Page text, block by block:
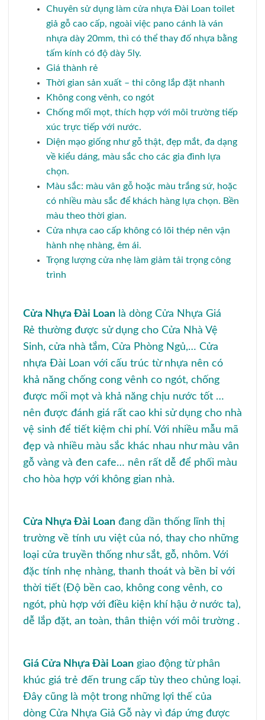
Chuyên sử dụng làm cửa nhựa Đài Loan toilet
giả gỗ cao cấp, ngoài việc pano cánh là ván
nhựa dày 20mm, thì có thể thay đố nhựa bằng
tấm kính có độ dày 5ly.
Giá thành rẻ
Thời gian sản xuất – thi công lắp đặt nhanh
Không cong vênh, co ngót
Chống mối mọt, thích hợp với môi trường tiếp
xúc trực tiếp với nước.
Diện mạo giống như gỗ thật, đẹp mắt, đa dạng
về kiểu dáng, màu sắc cho các gia đình lựa
chọn.
Màu sắc: màu vân gỗ hoặc màu trắng sứ, hoặc
có nhiều màu sắc để khách hàng lựa chọn. Bền
màu theo thời gian.
Cửa nhựa cao cấp không có lõi thép nên vận
hành nhẹ nhàng, êm ái.
Trọng lượng cửa nhẹ làm giảm tải trọng công
trình
Cửa Nhựa Đài Loan là dòng Cửa Nhựa Giá
Rẻ thường được sử dụng cho Cửa Nhà Vệ
Sinh, cửa nhà tắm, Cửa Phòng Ngủ,… Cửa
nhựa Đài Loan với cấu trúc từ nhựa nên có
khả năng chống cong vênh co ngót, chống
được mối mọt và khả năng chịu nước tốt …
nên được đánh giá rất cao khi sử dụng cho nhà
vệ sinh để tiết kiệm chi phí. Với nhiều mẫu mã
đẹp và nhiều màu sắc khác nhau như màu vân
gỗ vàng và đen cafe… nên rất dễ để phối màu
cho hòa hợp với không gian nhà.
Cửa Nhựa Đài Loan đang dần thống lĩnh thị
trường về tính ưu việt của nó, thay cho những
loại cửa truyền thống như sắt, gỗ, nhôm. Với
đặc tính nhẹ nhàng, thanh thoát và bền bỉ với
thời tiết (Ðộ bền cao, không cong vênh, co
ngót, phù hợp với điều kiện khí hậu ở nước ta),
dễ lắp đặt, an toàn, thân thiện với môi trường .
Giá Cửa Nhựa Đài Loan giao động từ phân
khúc giá trẻ đến trung cấp tùy theo chủng loại.
Đây cũng là một trong những lợi thế của
dòng Cửa Nhựa Giả Gỗ này vì đáp ứng được